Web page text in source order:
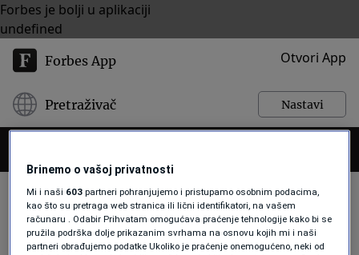
Forbes je bolji u aplikaciji
undefined
Forbes App Otvori App
Pretraživač Nastavi
ANTARKTIK
Brinemo o vašoj privatnosti
Mi i naši 603 partneri pohranjujemo i pristupamo osobnim podacima,
kao što su pretraga web stranica ili lični identifikatori, na vašem
računaru . Odabir Prihvatam omogućava praćenje tehnologije kako bi se
pružila podrška dolje prikazanim svrhama na osnovu kojih mi i naši
partneri obrađujemo podatke Ukoliko je praćenje onemogućeno, neki od